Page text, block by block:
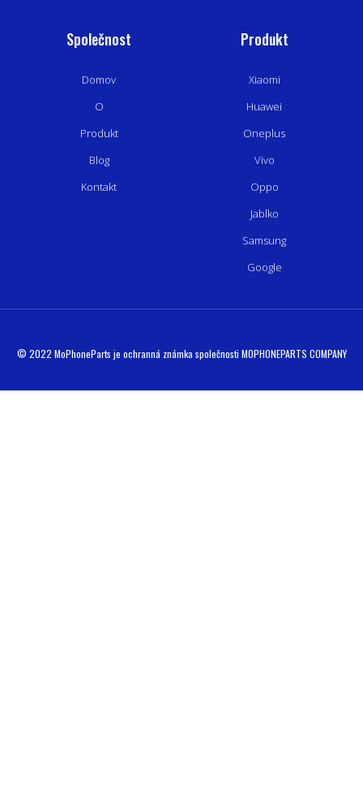
Společnost
Domov
O
Produkt
Blog
Kontakt
Produkt
Xiaomi
Huawei
Oneplus
Vivo
Oppo
Jablko
Samsung
Google
© 2022 MoPhoneParts je ochranná známka společnosti MOPHONEPARTS COMPANY